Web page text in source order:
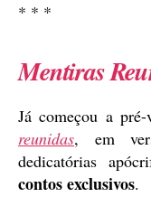
* * *
Mentiras
Já começou a
reunidas, em
dedicatórias
contos exclusivos.